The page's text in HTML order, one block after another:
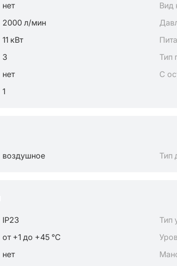
нет Вид
2000 л/мин
11 кВт
3 Тип
нет С
1
воздушное Тип
IP23 Тип
от +1 до +45 °C
нет